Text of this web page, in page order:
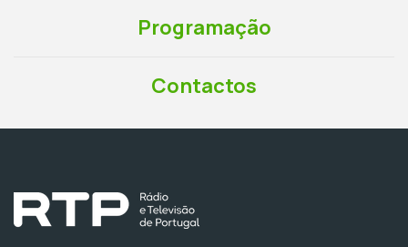
Programação
Contactos